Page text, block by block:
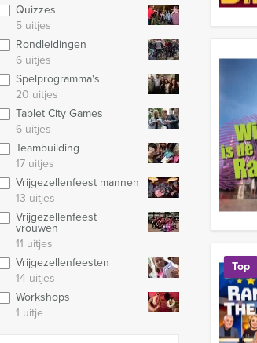
Quizzes
5 uitjes
Rondleidingen
6 uitjes
Spelprogramma's
20 uitjes
Tablet City Games
6 uitjes
Teambuilding
17 uitjes
Vrijgezellenfeest mannen
13 uitjes
Vrijgezellenfeest
vrouwen
11 uitjes
Vrijgezellenfeesten
14 uitjes
Workshops
1 uitje
Top